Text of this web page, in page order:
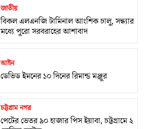
জাতীয়
বিকল এলএনজি টার্মিনাল আংশিক চালু, সন্ধ্যার
মধ্যে পুরো সরবরাহের আশাবাদ
আইন
ডেভিড ইমনের ১০ দিনের রিমান্ড মঞ্জুর
চট্টগ্রাম নগর
পেটের ভেতর ৯০ হাজার পিস ইয়াবা, চট্টগ্রামে ২